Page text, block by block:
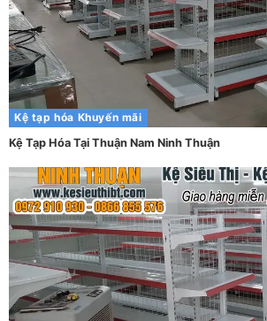
Kệ tạp hóa Khuyến mãi
Kệ Tạp Hóa Tại Thuận Nam Ninh Thuận